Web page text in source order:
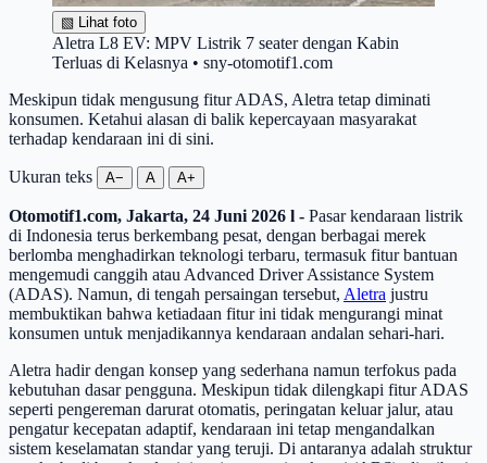
▧ Lihat foto
Aletra L8 EV: MPV Listrik 7 seater dengan Kabin
Terluas di Kelasnya • sny-otomotif1.com
Meskipun tidak mengusung fitur ADAS, Aletra tetap diminati
konsumen. Ketahui alasan di balik kepercayaan masyarakat
terhadap kendaraan ini di sini.
Ukuran teks A− A A+
Otomotif1.com, Jakarta, 24 Juni 2026 l - Pasar kendaraan listrik
di Indonesia terus berkembang pesat, dengan berbagai merek
berlomba menghadirkan teknologi terbaru, termasuk fitur bantuan
mengemudi canggih atau Advanced Driver Assistance System
(ADAS). Namun, di tengah persaingan tersebut, Aletra justru
membuktikan bahwa ketiadaan fitur ini tidak mengurangi minat
konsumen untuk menjadikannya kendaraan andalan sehari-hari.
Aletra hadir dengan konsep yang sederhana namun terfokus pada
kebutuhan dasar pengguna. Meskipun tidak dilengkapi fitur ADAS
seperti pengereman darurat otomatis, peringatan keluar jalur, atau
pengatur kecepatan adaptif, kendaraan ini tetap mengandalkan
sistem keselamatan standar yang teruji. Di antaranya adalah struktur